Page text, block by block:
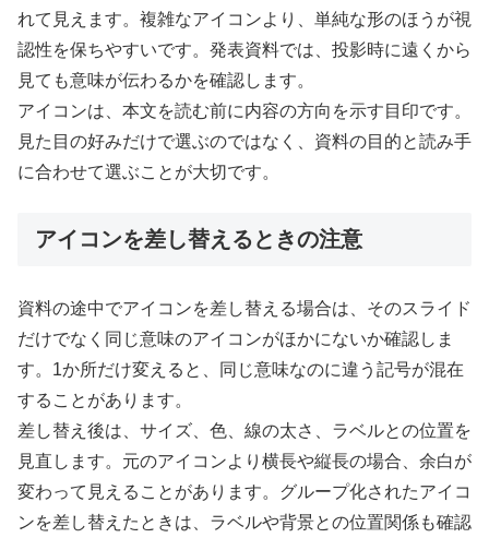
れて見えます。複雑なアイコンより、単純な形のほうが視
認性を保ちやすいです。発表資料では、投影時に遠くから
見ても意味が伝わるかを確認します。
アイコンは、本文を読む前に内容の方向を示す目印です。
見た目の好みだけで選ぶのではなく、資料の目的と読み手
に合わせて選ぶことが大切です。
アイコンを差し替えるときの注意
資料の途中でアイコンを差し替える場合は、そのスライド
だけでなく同じ意味のアイコンがほかにないか確認しま
す。1か所だけ変えると、同じ意味なのに違う記号が混在
することがあります。
差し替え後は、サイズ、色、線の太さ、ラベルとの位置を
見直します。元のアイコンより横長や縦長の場合、余白が
変わって見えることがあります。グループ化されたアイコ
ンを差し替えたときは、ラベルや背景との位置関係も確認